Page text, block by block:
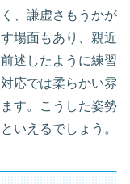
、謙虚さもうかが
場面もあり、親近
述したように練習
応では柔らかい雰
す。こうした姿勢
いえるでしょう。